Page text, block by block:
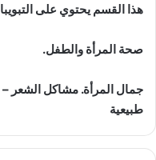
هذا القسم يحتوي على
صحة المرأة والطفل.
جمال المرأة. مشاكل الشعر
طبيعية